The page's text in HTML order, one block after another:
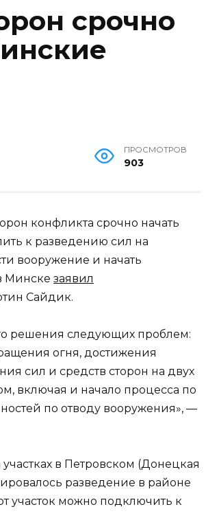
срочно
ПРОСМОТРОВ
903
конфликта срочно начать
к разведению сил на
вооружение и начать
Минске заявил
Сайдик.
решения следующих проблем:
огня, достижения
сил и средств сторон на двух
включая и начало процесса по
по отводу вооружения», —
в Петровском (Донецкая
разведение в районе
участок можно подключить к